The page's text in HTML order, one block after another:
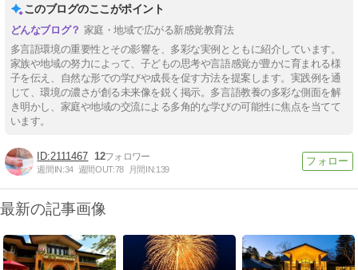
このブログのここがポイント
家庭・地域で広がる新感覚教育法
多言語環境の重要性とその影響を、多彩な実例とともに紹介しています。
家族や地域の努力によって、子どもの思考や言語感覚が豊かに育まれる様
子を伝え、自然な形での学びや成長を促す方法を提案します。実践例を通
じて、環境の濃さが創る未来像を鋭く掲示。多言語教養の多彩な側面を解
き明かし、家庭や地域の交流による多角的な学びの可能性に焦点を当てて
います。
2111467 12
週間IN:34 週間OUT:78 月間IN:139
最新の記事画像